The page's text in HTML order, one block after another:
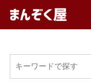
まんぞ